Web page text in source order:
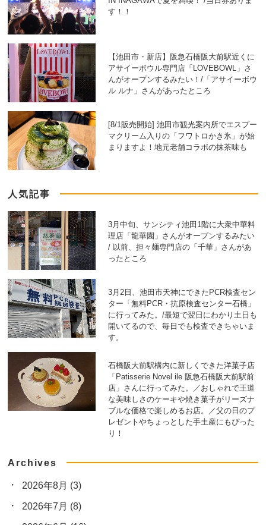
す！！
【池田市・新店】阪急石橋阪大前駅近くに
アサイーボウル専門店「LOVEBOWL」さ
んがオープンするみたい！/「アサイーボウ
ル ルナ」さんがあったところ
[8/1販売開始] 池田市観光案内所でエスプー
マクリーム入りの「フワトロかき氷」が始
まりますよ！地元老舗コラボの抹茶味も
人気記事
3月中旬、サンシティ池田1階に大衆中華料
理店「龍華園」さんがオープンするみたい
/ 以前、担々麺専門店の「千華」さんがあ
ったところ
3月2日、池田市天神にできたPCR検査セン
ター「無料PCR・抗原検査センター石橋」
に行ってみた。/最短で翌日にわかり土日も
開いてるので、毎日でも検査できちゃいま
す。
石橋阪大前駅構内に新しくできた洋菓子店
「Patisserie Novel ile 阪急石橋阪大前駅前
店」さんに行ってみた。／おしゃれで王道
な美味しさのケーキや焼き菓子がリーズナ
ブルな価格で楽しめるお店。／父の日のプ
レゼントやちょっとした手土産にもぴった
り！
Archives
2026年8月 (3)
2026年7月 (8)